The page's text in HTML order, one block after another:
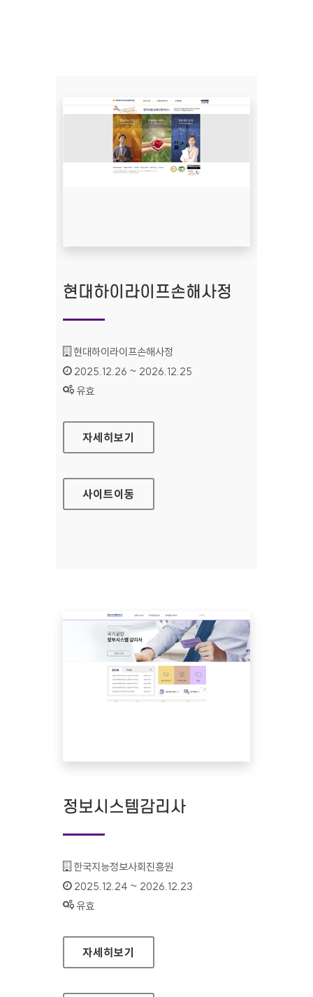
현대하이라이프손해사정
기관명 :
현대하이라이프손해사정
인증기간 :
2025.12.26 ~ 2026.12.25
상태 :
유효
현대하이라이프손해사정
자세히보기
사이트이동
정보시스템감리사
기관명 :
한국지능정보사회진흥원
인증기간 :
2025.12.24 ~ 2026.12.23
상태 :
유효
정보시스템감리사
자세히보기